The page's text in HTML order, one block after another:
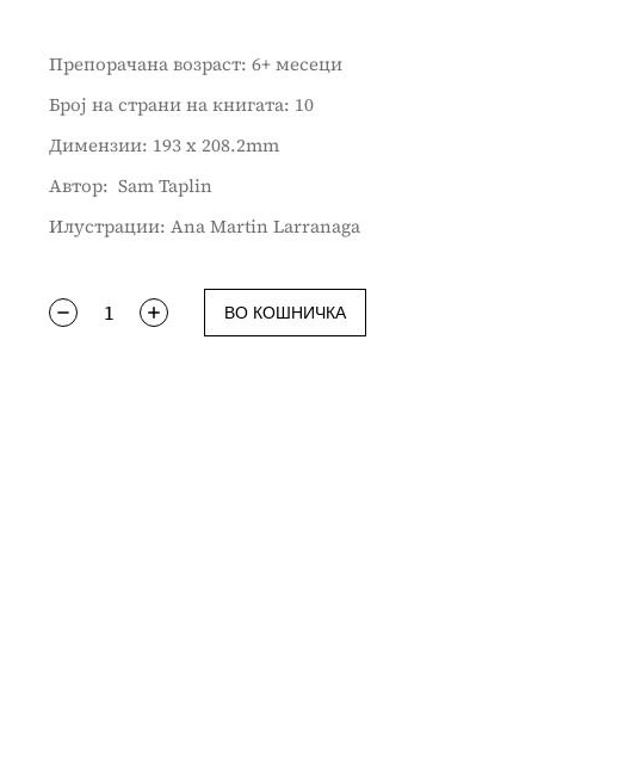
Препорачана возраст: 6+ месеци
Број на страни на книгата: 10
Димензии: 193 x 208.2mm
Автор: Sam Taplin
Илустрации: Ana Martin Larranaga
ВО КОШНИЧКА